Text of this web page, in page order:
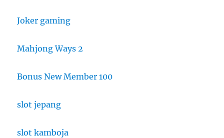
Joker gaming
Mahjong Ways 2
Bonus New Member 100
slot jepang
slot kamboja